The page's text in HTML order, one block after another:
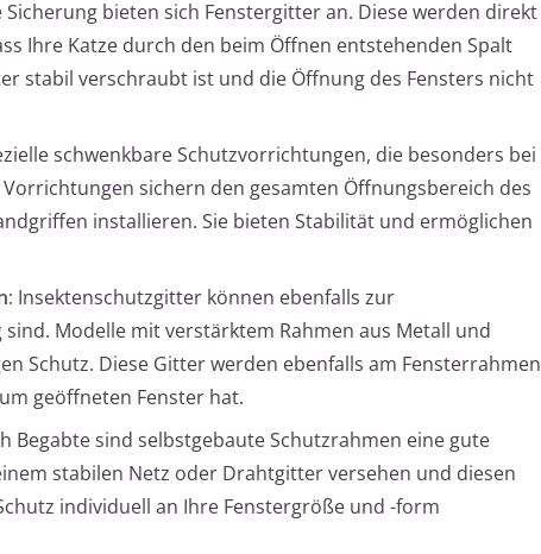
bieten sich Fenstergitter an. Diese werden direkt
Ihre Katze durch den beim Öffnen entstehenden Spalt
stabil verschraubt ist und die Öffnung des Fensters nicht
schwenkbare Schutzvorrichtungen, die besonders bei
sichern den gesamten Öffnungsbereich des
installieren. Sie bieten Stabilität und ermöglichen
Insektenschutzgitter können ebenfalls zur
Modelle mit verstärktem Rahmen aus Metall und
Schutz. Diese Gitter werden ebenfalls am Fensterrahmen
geöffneten Fenster hat.
Begabte sind selbstgebaute Schutzrahmen eine gute
stabilen Netz oder Drahtgitter versehen und diesen
individuell an Ihre Fenstergröße und -form